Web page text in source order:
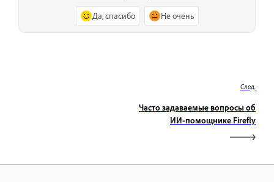
Да, спасибо Не очень
След.
Часто задаваемые вопросы об
ИИ-помощнике Firefly